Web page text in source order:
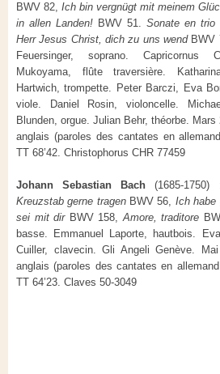
BWV 82, Ich bin vergnügt mit meinem
in allen Landen! BWV 51. Sonate en trio
Herr Jesus Christ, dich zu uns wendBWV
Feuersinger, soprano. Capricornus
Mukoyama, flûte traversière.
Hartwich, trompette. Peter Barczi, Eva
viole. Daniel Rosin, violoncelle.
Blunden, orgue. Julian Behr, théorbe.
anglais (paroles des cantates en
TT 68’42. Christophorus CHR 77459
Johann Sebastian Bach (1685-
Kreuzstab gerne tragenBWV 56, Ich habe
sei mit dirBWV 158,Amore, traditore
basse. Emmanuel Laporte, hautbois.
Cuiller, clavecin. Gli Angeli Genève.
anglais (paroles des cantates en
TT 64’23. Claves 50-3049